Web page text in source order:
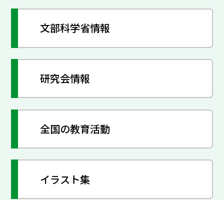
文部科学省情報
研究会情報
全国の教育活動
イラスト集